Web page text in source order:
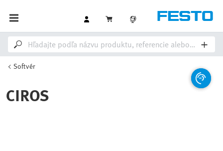
Softvér
CIROS